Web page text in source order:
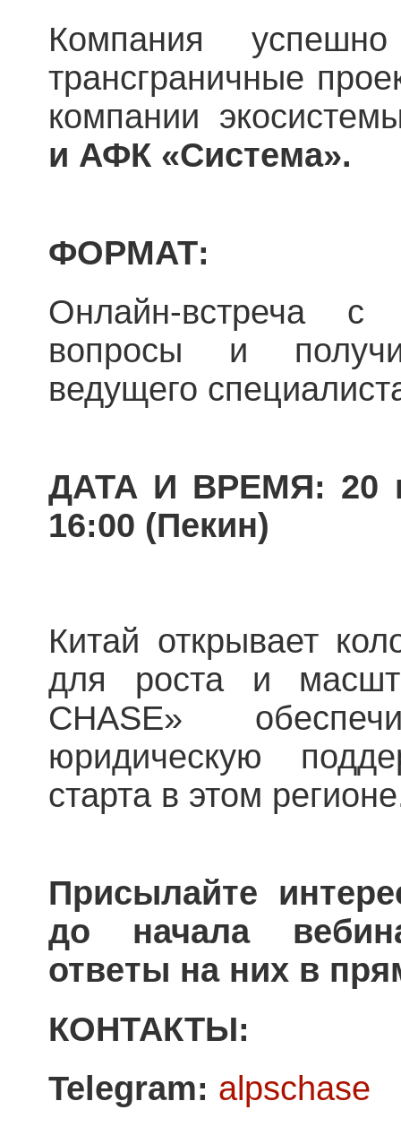
Компания
трансграничные
компании
и АФК «Система».
ФОРМАТ:
Онлайн-встреча с
вопросы и
ведущего
ДАТА И ВРЕМЯ: 20
16:00 (Пекин)
Китай открывает
для роста и
CHASE»
юридическую
старта в этом
Присылайте
до начала
ответы на них в
КОНТАКТЫ:
Telegram: alpschase